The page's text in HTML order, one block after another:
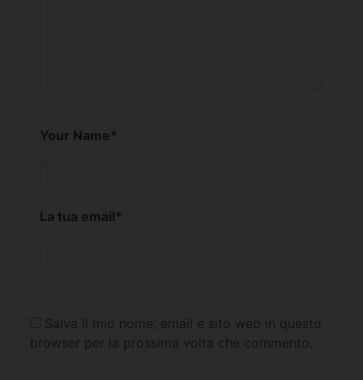
Your Name*
La tua email*
Salva il mio nome, email e sito web in questo
browser per la prossima volta che commento.